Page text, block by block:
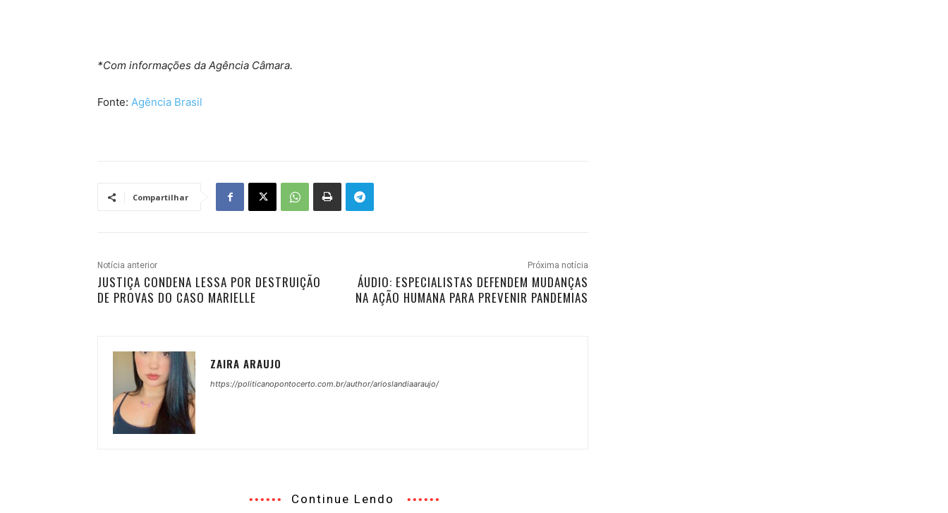
*Com informações da Agência Câmara.
Fonte: Agência Brasil
Compartilhar
Notícia anterior
JUSTIÇA CONDENA LESSA POR DESTRUIÇÃO
DE PROVAS DO CASO MARIELLE
Próxima notícia
ÁUDIO: ESPECIALISTAS DEFENDEM MUDANÇAS
NA AÇÃO HUMANA PARA PREVENIR PANDEMIAS
ZAIRA ARAUJO
https://politicanopontocerto.com.br/author/arioslandiaaraujo/
Continue Lendo